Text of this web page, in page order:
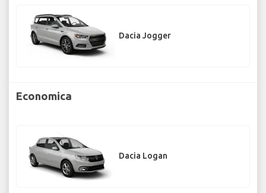
Dacia Jogger
Economica
Dacia Logan